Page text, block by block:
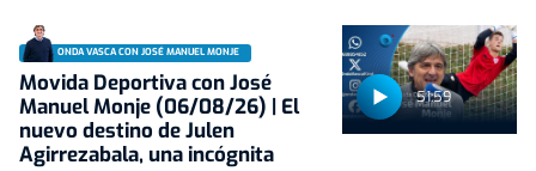
51:59
ONDA VASCA CON JOSÉ MANUEL MONJE
Movida Deportiva con José
Manuel Monje (06/08/26) | El
nuevo destino de Julen
Agirrezabala, una incógnita